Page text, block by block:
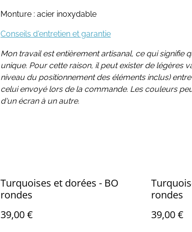
Monture : acier inoxydable
Conseils d'entretien et garantie
Mon travail est entièrement artisanal, ce qui signifie
unique. Pour cette raison, il peut exister de légères
niveau du positionnement des éléments inclus)
celui envoyé lors de la commande. Les couleurs
d'un écran à un autre.
Turquoises et dorées - BO
rondes
39,00 €
rondes
39,00 €